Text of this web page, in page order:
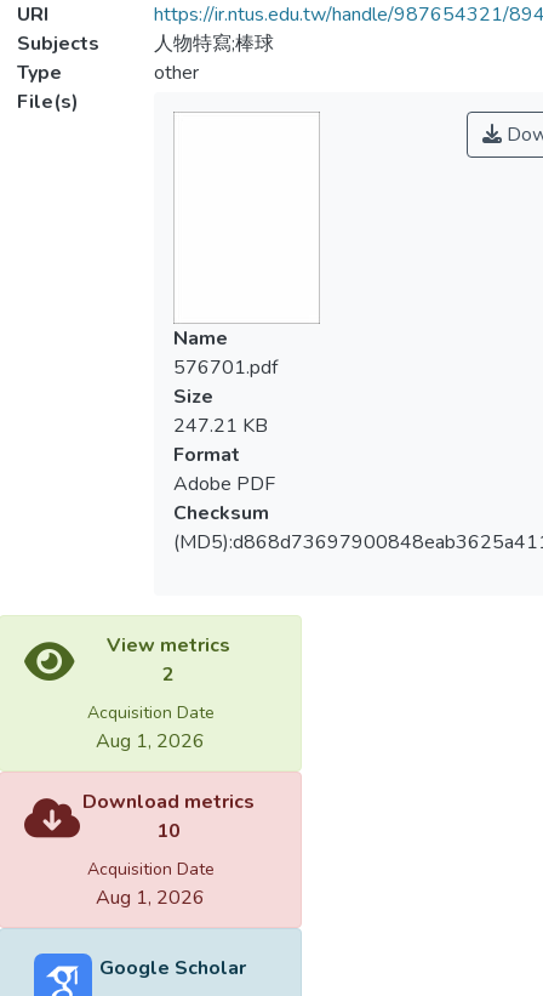
URI
https://ir.ntus.edu.tw/handle/987654321/
Subjects
人物特寫;棒球
Type
other
File(s)
Name
576701.pdf
Size
247.21 KB
Format
Adobe PDF
Checksum
View metrics
2
Acquisition Date
Aug 1, 2026
Download metrics
10
Acquisition Date
Aug 1, 2026
Google Scholar